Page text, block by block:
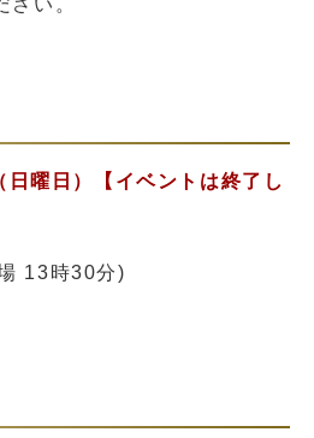
さい。
曜日）
【イベントは終了し
13時30分)